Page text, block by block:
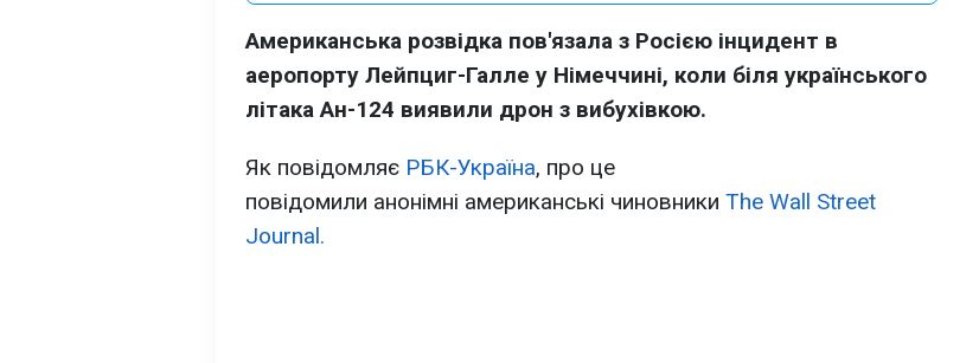
Американська розвідка пов'язала з Росією інцидент в
аеропорту Лейпциг-Галле у Німеччині, коли біля українського
літака Ан-124 виявили дрон з вибухівкою.
Як повідомляє РБК-Україна, про це
повідомили анонімні американські чиновники The Wall Street
Journal.